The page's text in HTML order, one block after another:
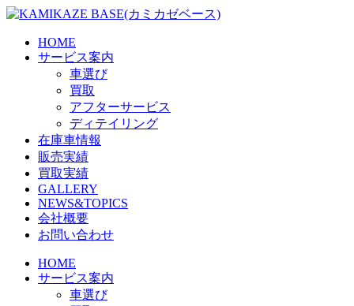
Skip
content
HOME
サービス案内
車選び
買取
アフターサービス
ディテイリング
在庫車情報
販売実績
買取実績
GALLERY
NEWS&TOPICS
会社概要
お問い合わせ
HOME
サービス案内
車選び